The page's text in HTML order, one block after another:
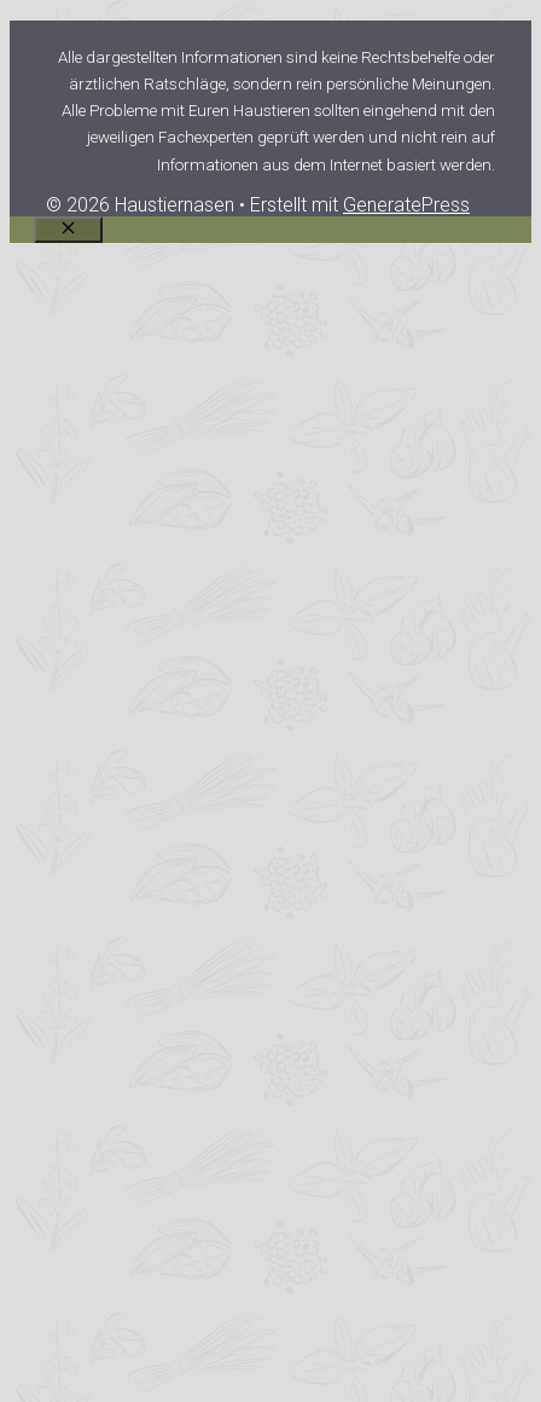
Alle dargestellten Informationen sind keine Rechtsbehelfe oder
ärztlichen Ratschläge, sondern rein persönliche Meinungen.
Alle Probleme mit Euren Haustieren sollten eingehend mit den
jeweiligen Fachexperten geprüft werden und nicht rein auf
Informationen aus dem Internet basiert werden.
© 2026 Haustiernasen • Erstellt mit GeneratePress
Schließen